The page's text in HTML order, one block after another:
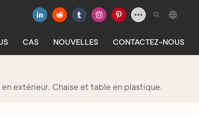
CAS NOUVELLES CONTACTEZ-NOUS
extérieur. Chaise et table en plastique.